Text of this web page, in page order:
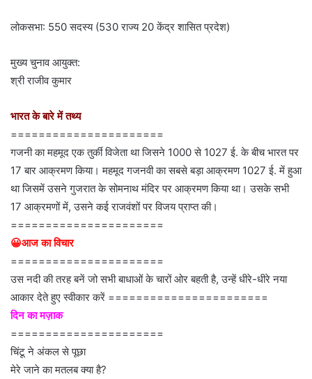
लोकसभा: 550 सदस्य (530 राज्य 20 केंद्र शासित प्रदेश)
मुख्य चुनाव आयुक्त:
श्री राजीव कुमार
भारत के बारे में तथ्य
======================
गजनी का महमूद एक तुर्की विजेता था जिसने 1000 से 1027 ई. के बीच भारत पर
17 बार आक्रमण किया। महमूद गजनवी का सबसे बड़ा आक्रमण 1027 ई. में हुआ
था जिसमें उसने गुजरात के सोमनाथ मंदिर पर आक्रमण किया था। उसके सभी
17 आक्रमणों में, उसने कई राजवंशों पर विजय प्राप्त की।
======================
😀आज का विचार
======================
उस नदी की तरह बनें जो सभी बाधाओं के चारों ओर बहती है, उन्हें धीरे-धीरे नया
आकार देते हुए स्वीकार करें =======================
दिन का मज़ाक
======================
चिंटू ने अंकल से पूछा
मेरे जाने का मतलब क्या है?